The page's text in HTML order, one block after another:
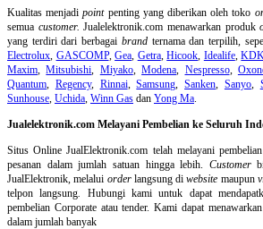
Kualitas menjadipointpenting yang diberikan oleh toko
semua customer. Jualelektronik.com menawarkan produk
yang terdiri dari berbagai brandternama dan terpilih,
Electrolux, GASCOMP,Gea, Getra,Hicook, Idealife,
Maxim,Mitsubishi, Miyako,Modena, Nespresso,
Quantum, Regency, Rinnai,Samsung,Sanken, Sanyo,
Sunhouse, Uchida, Winn Gas dan Yong Ma.
Jualelektronik.com Melayani Pembelian ke Seluruh
Situs Online JualElektronik.com telah melayani
pesanan dalam jumlah satuan hingga lebih. Customer
JualElektronik, melalui orderlangsung diwebsite maupun
telpon langsung. Hubungi kami untuk dapat
pembelian Corporate atau tender. Kami dapat
dalam jumlah banyak